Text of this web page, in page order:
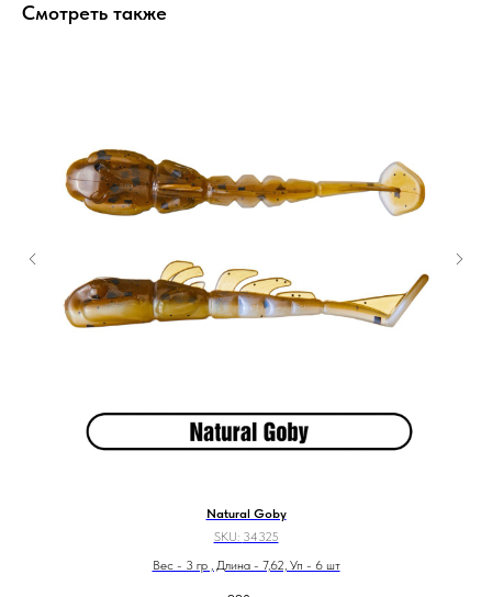
Смотреть также
Natural Goby
SKU: 34325
Вес - 3 гр , Длина - 7,62, Уп - 6 шт